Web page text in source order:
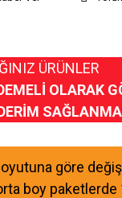
ÜRÜNLER
OLARAK
göre
boy paketlerde